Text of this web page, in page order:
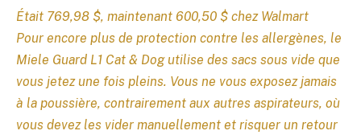
Était 769,98 $, maintenant 600,50 $ chez Walmart
Pour encore plus de protection contre les allergènes, le
Miele Guard L1 Cat & Dog utilise des sacs sous vide que
vous jetez une fois pleins. Vous ne vous exposez jamais
à la poussière, contrairement aux autres aspirateurs, où
vous devez les vider manuellement et risquer un retour